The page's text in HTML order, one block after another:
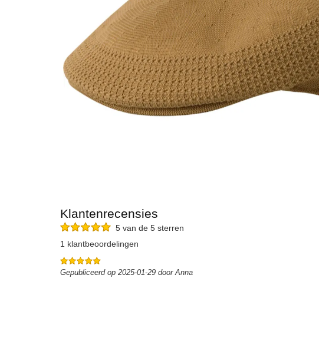
Klantenrecensies
5 van de 5 sterren
1 klantbeoordelingen
Gepubliceerd op 2025-01-29 door Anna